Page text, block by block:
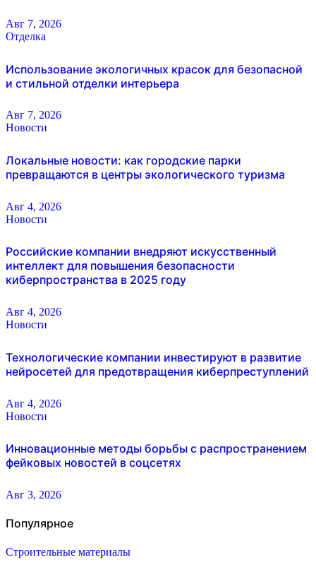
Авг 7, 2026
Отделка
Использование экологичных красок для безопасной
и стильной отделки интерьера
Авг 7, 2026
Новости
Локальные новости: как городские парки
превращаются в центры экологического туризма
Авг 4, 2026
Новости
Российские компании внедряют искусственный
интеллект для повышения безопасности
киберпространства в 2025 году
Авг 4, 2026
Новости
Технологические компании инвестируют в развитие
нейросетей для предотвращения киберпреступлений
Авг 4, 2026
Новости
Инновационные методы борьбы с распространением
фейковых новостей в соцсетях
Авг 3, 2026
Популярное
Строительные материалы